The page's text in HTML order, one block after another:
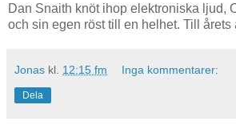
Dan Snaith knöt ihop elektroniska ljud,
och sin egen röst till en helhet. Till årets
Jonas kl. 12:15 fm Inga kommentarer:
Dela